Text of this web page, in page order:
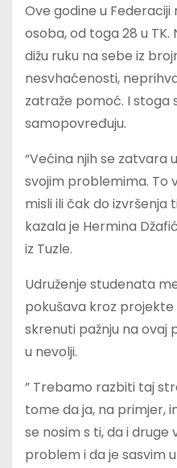
Ove godine u Federaciji
osoba, od toga 28 u
dižu ruku na sebe iz
nesvhaćenosti,
zatraže pomoć. I stoga
samopovređuju.
“Većina njih se zatvara
svojim problemima. To
misli ili čak do izvršenja
kazala je Hermina
iz Tuzle.
Udruženje studenata
pokušava kroz
skrenuti pažnju na ovaj
u nevolji.
” Trebamo razbiti taj
tome da ja, na primjer,
se nosim s ti, da i druge
problem i da je sasvim